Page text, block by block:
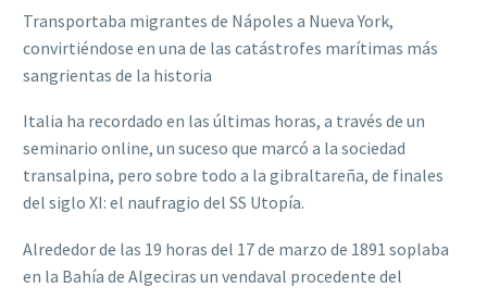
Transportaba migrantes de Nápoles a Nueva York,
convirtiéndose en una de las catástrofes marítimas más
sangrientas de la historia
Italia ha recordado en las últimas horas, a través de un
seminario online, un suceso que marcó a la sociedad
transalpina, pero sobre todo a la gibraltareña, de finales
del siglo XI: el naufragio del SS Utopía.
Alrededor de las 19 horas del 17 de marzo de 1891 soplaba
en la Bahía de Algeciras un vendaval procedente del